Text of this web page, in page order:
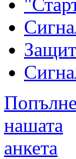
нашата
анкета